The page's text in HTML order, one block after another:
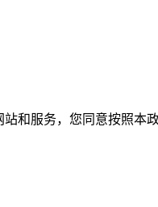
和服务，您同意按照本政